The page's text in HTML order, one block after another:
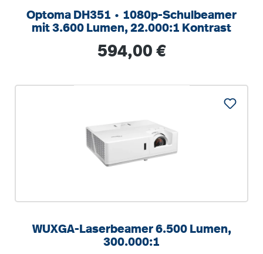
Optoma DH351 ∙ 1080p-Schulbeamer
mit 3.600 Lumen, 22.000:1 Kontrast
Regulärer Preis:
594,00 €
WUXGA-Laserbeamer 6.500 Lumen,
300.000:1